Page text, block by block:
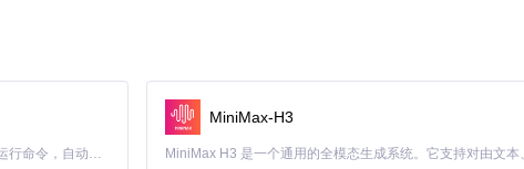
调整手机设置一样轻松修改参数：
Claude Code 的开源替代方案。连接任意大模型，编辑代码，运行命令，自动验证 — 全自动执行。用 Rust 构建，极致性能。 ｜ An open-source alternative to Claude Code. Connect any LLM, edit code, run commands, and verify changes — autonomously. Built in Rust for speed. Get Started
MiniMax-H3